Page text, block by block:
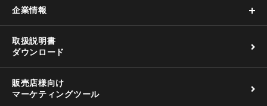
企業情報
取扱説明書
ダウンロード
販売店様向け
マーケティングツール